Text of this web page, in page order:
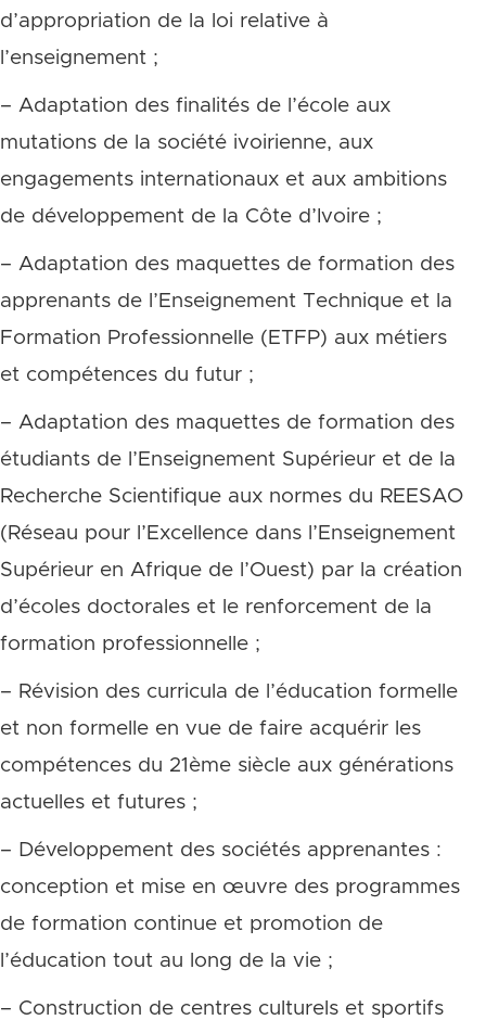
d’appropriation de la loi relative à
l’enseignement ;
– Adaptation des finalités de l’école aux
mutations de la société ivoirienne, aux
engagements internationaux et aux ambitions
de développement de la Côte d’Ivoire ;
– Adaptation des maquettes de formation des
apprenants de l’Enseignement Technique et la
Formation Professionnelle (ETFP) aux métiers
et compétences du futur ;
– Adaptation des maquettes de formation des
étudiants de l’Enseignement Supérieur et de la
Recherche Scientifique aux normes du REESAO
(Réseau pour l’Excellence dans l’Enseignement
Supérieur en Afrique de l’Ouest) par la création
d’écoles doctorales et le renforcement de la
formation professionnelle ;
– Révision des curricula de l’éducation formelle
et non formelle en vue de faire acquérir les
compétences du 21ème siècle aux générations
actuelles et futures ;
– Développement des sociétés apprenantes :
conception et mise en œuvre des programmes
de formation continue et promotion de
l’éducation tout au long de la vie ;
– Construction de centres culturels et sportifs